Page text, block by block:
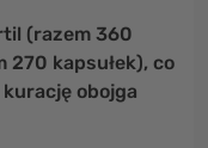
(razem 360
270 kapsułek), co
obojga